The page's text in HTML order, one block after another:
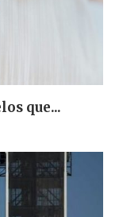
que...